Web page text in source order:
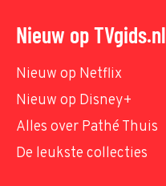
Nieuw op TVgids.nl
Nieuw op Netflix
Nieuw op Disney+
Alles over Pathé Thuis
De leukste collecties